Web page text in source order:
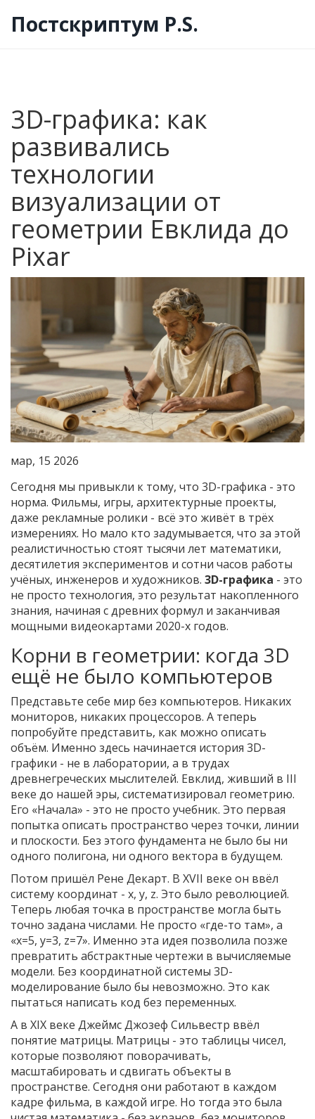
Постскриптум P.S.
3D-графика: как
развивались
технологии
визуализации от
геометрии Евклида до
Pixar
мар, 15 2026
Сегодня мы привыкли к тому, что 3D-графика - это
норма. Фильмы, игры, архитектурные проекты,
даже рекламные ролики - всё это живёт в трёх
измерениях. Но мало кто задумывается, что за этой
реалистичностью стоят тысячи лет математики,
десятилетия экспериментов и сотни часов работы
учёных, инженеров и художников. 3D-графика - это
не просто технология, это результат накопленного
знания, начиная с древних формул и заканчивая
мощными видеокартами 2020-х годов.
Корни в геометрии: когда 3D
ещё не было компьютеров
Представьте себе мир без компьютеров. Никаких
мониторов, никаких процессоров. А теперь
попробуйте представить, как можно описать
объём. Именно здесь начинается история 3D-
графики - не в лаборатории, а в трудах
древнегреческих мыслителей. Евклид, живший в III
веке до нашей эры, систематизировал геометрию.
Его «Начала» - это не просто учебник. Это первая
попытка описать пространство через точки, линии
и плоскости. Без этого фундамента не было бы ни
одного полигона, ни одного вектора в будущем.
Потом пришёл Рене Декарт. В XVII веке он ввёл
систему координат - x, y, z. Это было революцией.
Теперь любая точка в пространстве могла быть
точно задана числами. Не просто «где-то там», а
«x=5, y=3, z=7». Именно эта идея позволила позже
превратить абстрактные чертежи в вычисляемые
модели. Без координатной системы 3D-
моделирование было бы невозможно. Это как
пытаться написать код без переменных.
А в XIX веке Джеймс Джозеф Сильвестр ввёл
понятие матрицы. Матрицы - это таблицы чисел,
которые позволяют поворачивать,
масштабировать и сдвигать объекты в
пространстве. Сегодня они работают в каждом
кадре фильма, в каждой игре. Но тогда это была